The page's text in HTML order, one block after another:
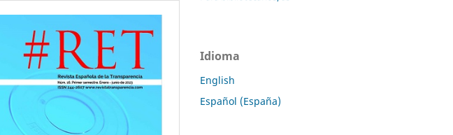
Idioma
English
Español (España)